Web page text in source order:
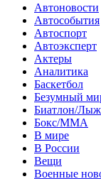
Автоновости
Автособытия
Автоспорт
Автоэксперт
Актеры
Аналитика
Баскетбол
Безумный
Биатлон/
Бокс/MMA
В мире
В России
Вещи
Военные